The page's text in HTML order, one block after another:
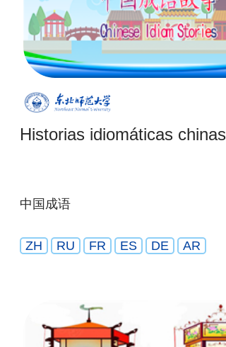
Historias idiomáticas chinas
中国成语
ZH RU FR ES DE AR